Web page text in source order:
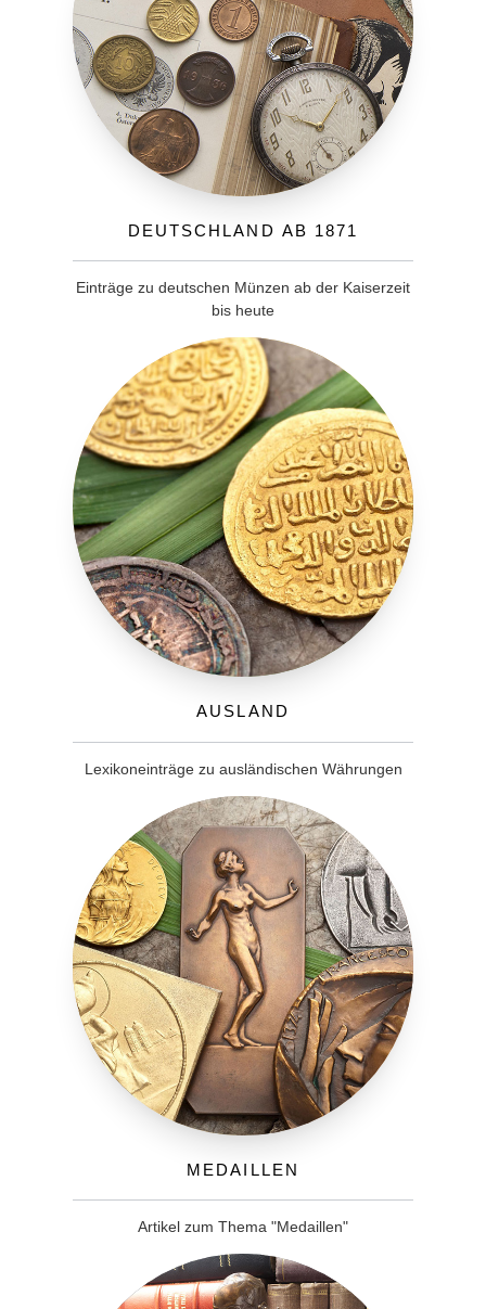
Deutschland ab 1871
Einträge zu deutschen Münzen ab der Kaiserzeit
bis heute
Ausland
Lexikoneinträge zu ausländischen Währungen
Medaillen
Artikel zum Thema "Medaillen"